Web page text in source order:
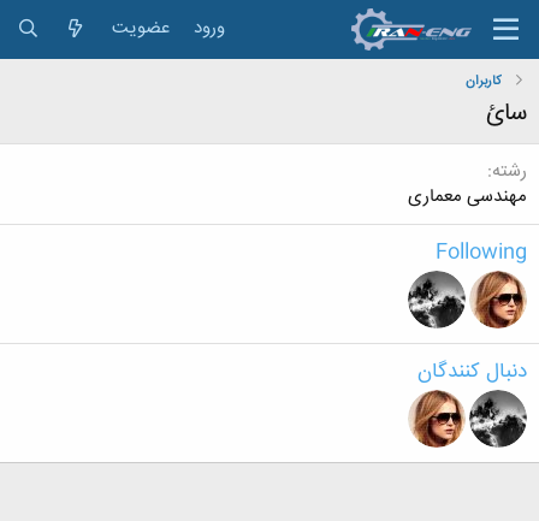
ورود عضویت
کاربران
سائ
رشته
مهندسی معماری
Following
دنبال کنندگان